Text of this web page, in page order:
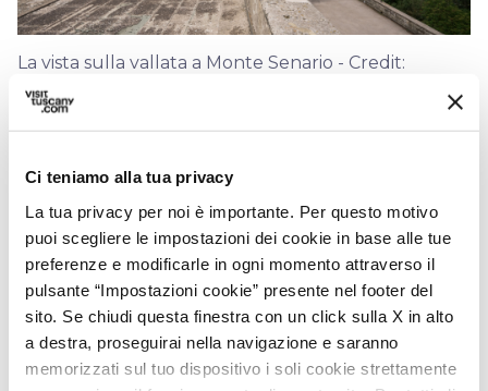
Ci teniamo alla tua privacy
La tua privacy per noi è importante. Per questo motivo
puoi scegliere le impostazioni dei cookie in base alle tue
preferenze e modificarle in ogni momento attraverso il
pulsante “Impostazioni cookie” presente nel footer del
sito. Se chiudi questa finestra con un click sulla X in alto
a destra, proseguirai nella navigazione e saranno
memorizzati sul tuo dispositivo i soli cookie strettamente
La vista sulla vallata a Monte Senario - Credit:
Firenze, è coperto di boschi e sulla vetta, che si
conquista dopo una bella passeggiata o su una
comoda strada, sorge dal
1233
Santuario di
Monte Senario.
Come Vallombrosa anche questo luogo fu
ispiratore della nascita di un ordine, quello dei
Servi di Maria, che ancora oggi vivono in